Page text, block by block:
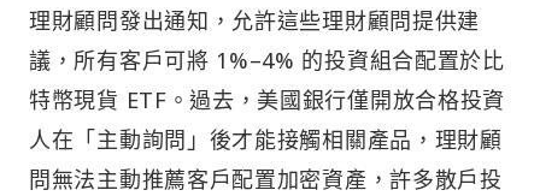
理財顧問發出通知，允許這些理財顧問提供建
議，所有客戶可將 1%–4% 的投資組合配置於比
特幣現貨 ETF。過去，美國銀行僅開放合格投資
人在「主動詢問」後才能接觸相關產品，理財顧
問無法主動推薦客戶配置加密資產，許多散戶投